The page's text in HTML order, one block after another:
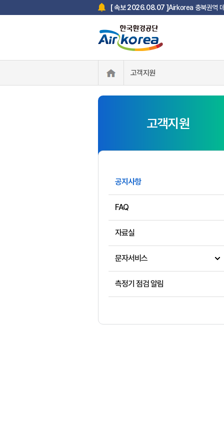
[ 속보 2026.08.07 ]Airkorea 충북권역
고객지원
고객지원
공지사항
FAQ
자료실
문자서비스
측정기 점검 알림